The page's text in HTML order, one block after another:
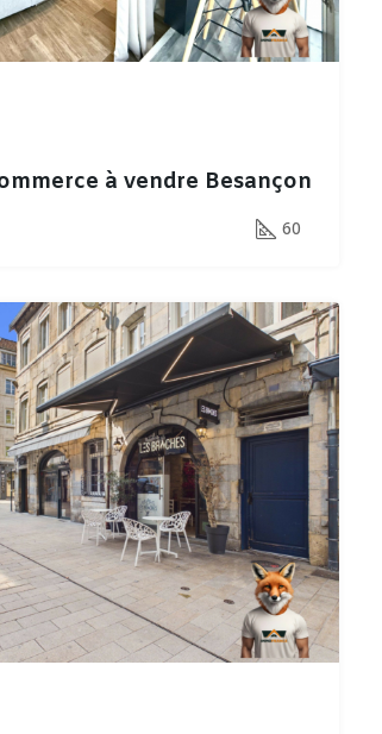
à vendre Besançon
60